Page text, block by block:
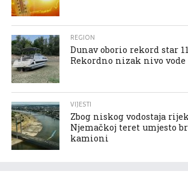
REGION
Dunav oborio rekord star
Rekordno nizak nivo vode
VIJESTI
Zbog niskog vodostaja
Njemačkoj teret umjesto
kamioni